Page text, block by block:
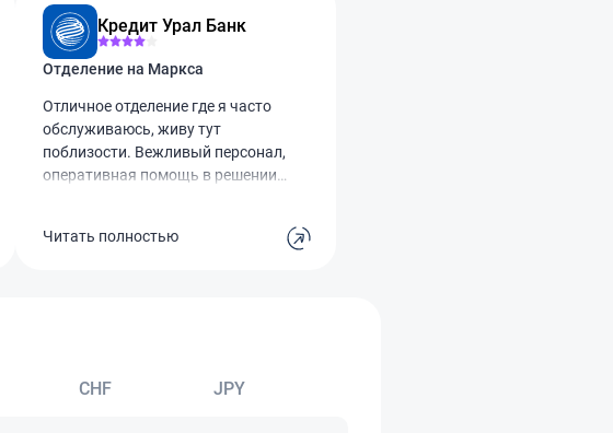
Кредит Урал Банк
Отделение на Маркса
Отличное отделение где я часто
обслуживаюсь, живу тут
поблизости. Вежливый персонал,
оперативная помощь в решении
парковки и туалета. Поход в банк
Читать полностью
CHF JPY